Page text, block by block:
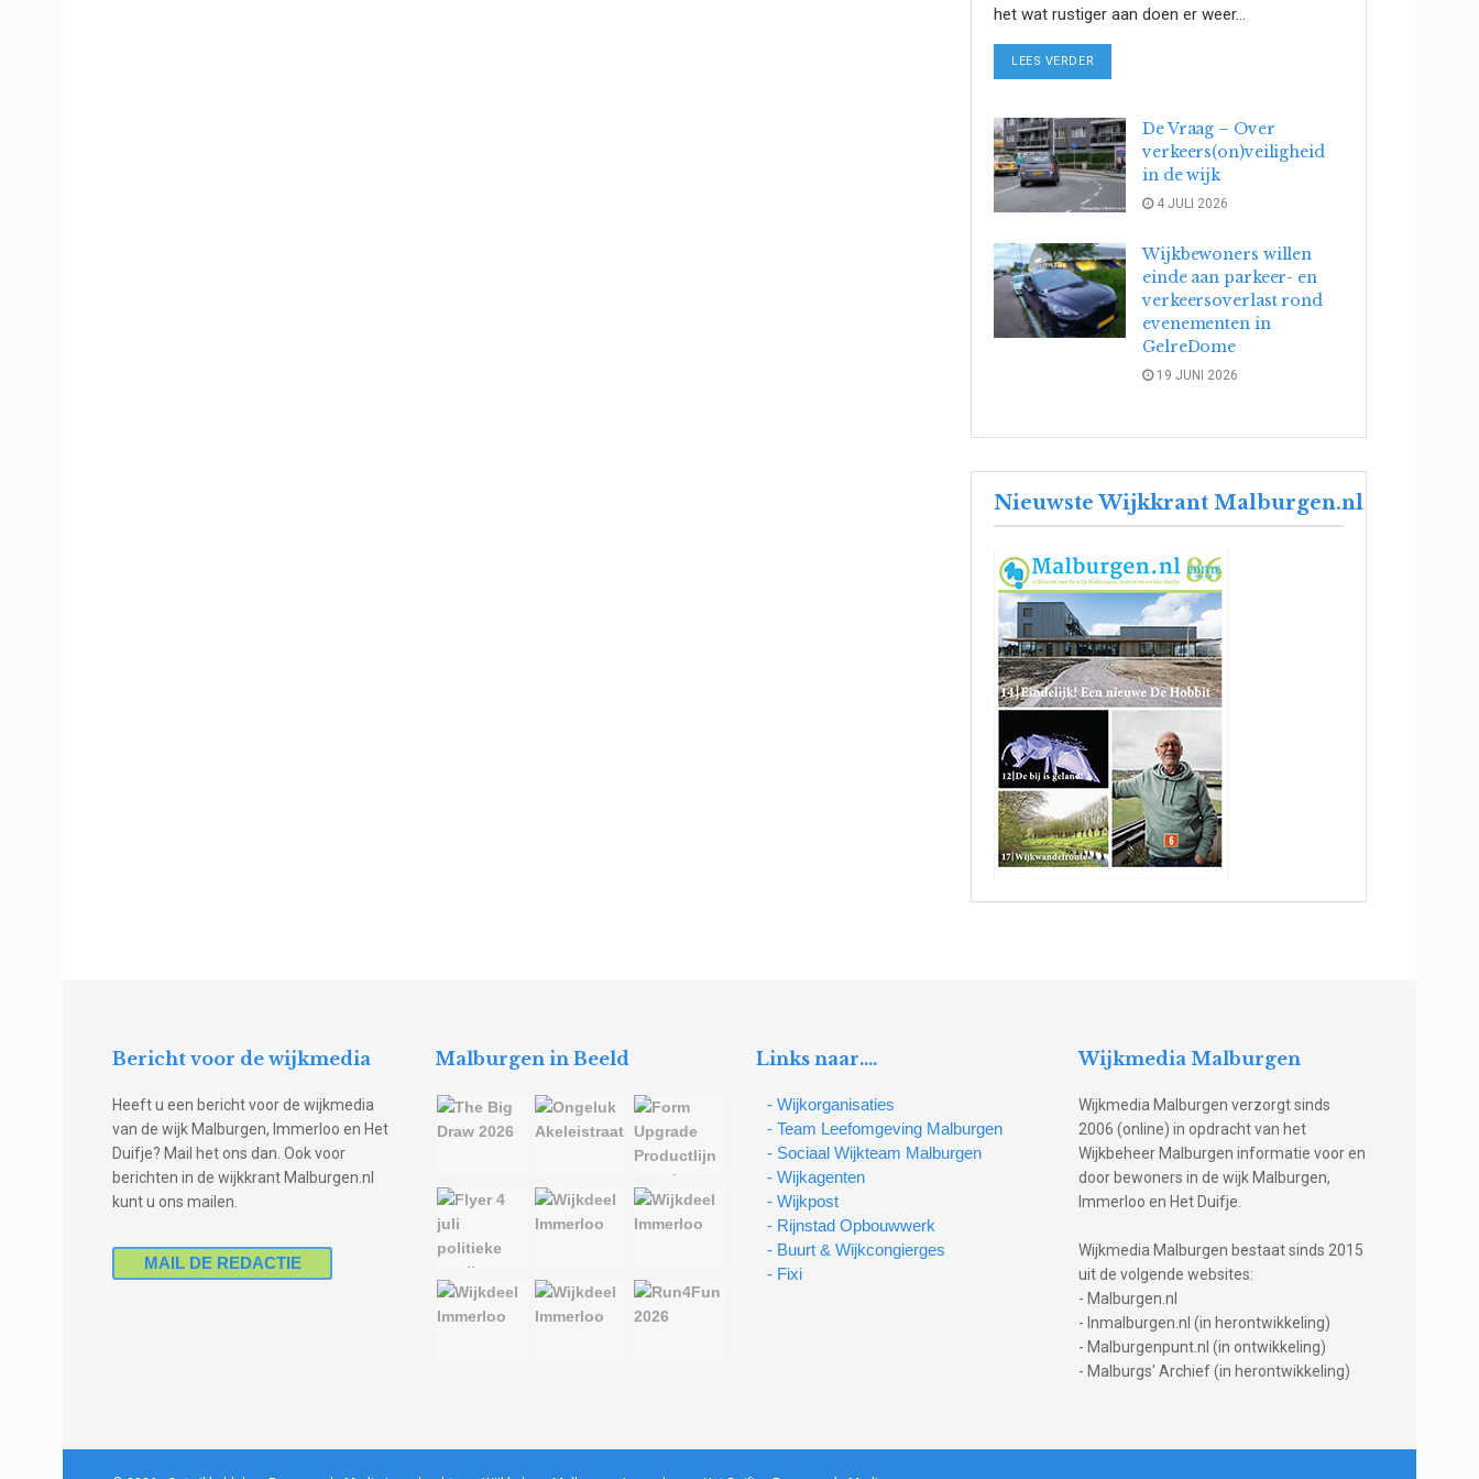
het wat rustiger aan doen er weer...
LEES VERDER
De Vraag – Over
verkeers(on)veiligheid
in de wijk
4 JULI 2026
Wijkbewoners willen
einde aan parkeer- en
verkeersoverlast rond
evenementen in
GelreDome
19 JUNI 2026
Nieuwste Wijkkrant Malburgen.nl
Bericht voor de wijkmedia
Heeft u een bericht voor de wijkmedia
van de wijk Malburgen, Immerloo en Het
Duifje? Mail het ons dan. Ook voor
berichten in de wijkkrant Malburgen.nl
kunt u ons mailen.
MAIL DE REDACTIE
Malburgen in Beeld Links naar….
- Wijkorganisaties
- Team Leefomgeving Malburgen
- Sociaal Wijkteam Malburgen
- Wijkagenten
- Wijkpost
- Rijnstad Opbouwwerk
- Buurt & Wijkcongierges
- Fixi
Wijkmedia Malburgen
Wijkmedia Malburgen verzorgt sinds
2006 (online) in opdracht van het
Wijkbeheer Malburgen informatie voor en
door bewoners in de wijk Malburgen,
Immerloo en Het Duifje.
Wijkmedia Malburgen bestaat sinds 2015
uit de volgende websites:
- Malburgen.nl
- Inmalburgen.nl (in herontwikkeling)
- Malburgenpunt.nl (in ontwikkeling)
- Malburgs' Archief (in herontwikkeling)